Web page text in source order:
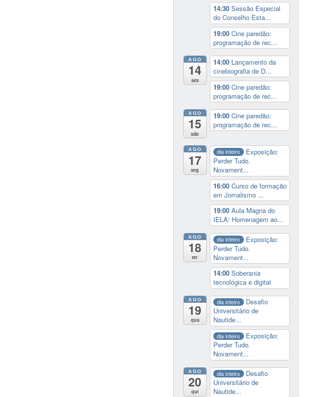
14:30 Sessão Especial
do Conselho Esta...
19:00 Cine paredão:
programação de rec...
AGO
14
sex
14:00 Lançamento da
cinebiografia de D...
19:00 Cine paredão:
programação de rec...
AGO
15
sáb
19:00 Cine paredão:
programação de rec...
AGO
17
seg
dia inteiro
Exposição:
Perder Tudo.
Novament...
16:00 Curso de formação
em Jornalismo ...
19:00 Aula Magna do
IELA: Homenagem ao...
AGO
18
ter
dia inteiro
Exposição:
Perder Tudo.
Novament...
14:00 Soberania
tecnológica e digital
AGO
19
qua
dia inteiro
Desafio
Universitário de
Nautide...
dia inteiro
Exposição:
Perder Tudo.
Novament...
AGO
20
qui
dia inteiro
Desafio
Universitário de
Nautide...